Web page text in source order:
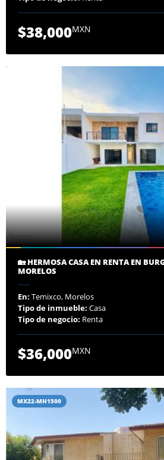
$38,000MXN
🏡 HERMOSA CASA EN RENTA EN
MORELOS
En: Temixco, Morelos
Tipo de inmueble: Casa
Tipo de negocio: Renta
$36,000MXN
MX22-MH1500